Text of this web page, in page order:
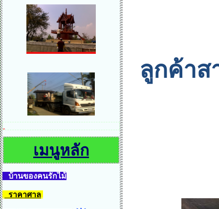
เมนูหลัก
บ้านของคนรักไม้
ราคาศาล
ลูกค้าส